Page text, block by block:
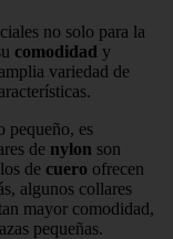
no solo para la
comodidad y
variedad de
pequeño, es
de nylon son
de cuero ofrecen
algunos collares
mayor comodidad,
pequeñas.